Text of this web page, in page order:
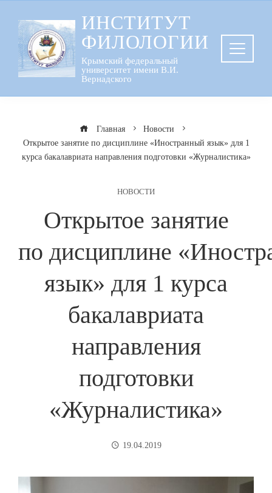
содержанию
ИНСТИТУТ
ФИЛОЛОГИИ
Крымский федеральный
университет имени В.И.
Вернадского
Главная
Новости
Открытое занятие по дисциплине «Иностранный язык» для 1
курса бакалавриата направления подготовки «Журналистика»
НОВОСТИ
Открытое занятие
по дисциплине
язык» для 1 курса
бакалавриата
направления
подготовки
«Журналистика»
19.04.2019